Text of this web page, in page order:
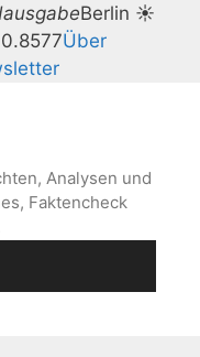
Berlin ☀
0.8577Über
Analysen und
Faktencheck